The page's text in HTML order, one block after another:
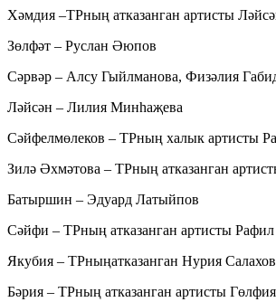
Хәмдия –ТРның атказанган артисты
Зөлфәт – Руслан Әюпов
Сәрвәр – Алсу Гыйлманова, Физәлия
Ләйсән – Лилия Минһаҗева
Сәйфелмөлеков – ТРның халык артисты
Зилә Әхмәтова – ТРның атказанган
Батыршин – Эдуард Латыйпов
Сәйфи – ТРның атказанган артисты
Якубия – ТРныңатказанган Нурия
Бәрия – ТРның атказанган артисты